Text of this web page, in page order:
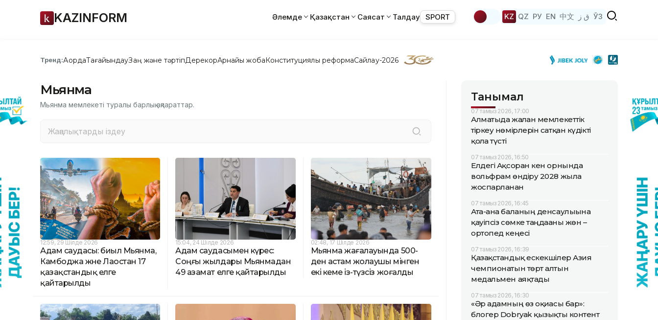
KAZINFORM Әлемде Қазақстан Саясат Талдау SPORT KZ QZ РУ EN 中文 ق ز ЎЗ
Тренд:АқордаТағайындауЗаң және тәртіпДерекқорАрнайы жобаКонституциялық реформаСайлау-2026
Мьянма
Мьянма мемлекеті туралы барлық ақпараттар.
12:59, 29 Шілде 2026
Адам саудасы: биыл Мьянма,
Камбоджа және Лаостан 17
қазақстандық елге
қайтарылды
15:04, 24 Шілде 2026
Адам саудасымен күрес:
Соңғы жылдары Мьянмадан
49 азамат елге қайтарылды
02:48, 17 Шілде 2026
Мьянма жағалауында 500-
ден астам жолаушы мінген
екі кеме із-түзсіз жоғалды
Танымал
07 тамыз 2026, 17:00
Алматыда жалған мемлекеттік
тіркеу нөмірлерін сатқан күдікті
қолға түсті
07 тамыз 2026, 16:50
Елдегі Ақсоран кен орнында
вольфрам өндіру 2028 жылға
жоспарланған
07 тамыз 2026, 16:45
Ата-ана баланың денсаулығына
қауіпсіз сөмке таңдағаны жөн –
ортопед кеңесі
07 тамыз 2026, 16:39
Қазақстандық ескекшілер Азия
чемпионатын төрт алтын
медальмен аяқтады
07 тамыз 2026, 16:30
«Әр адамның өз оқиғасы бар»:
блогер Dobryak қызықты контент